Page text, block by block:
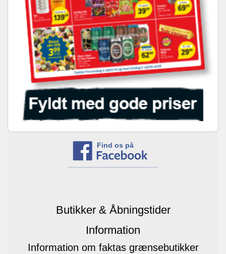
Find os på
Butikker & Åbningstider
Information
Information om faktas grænsebutikker